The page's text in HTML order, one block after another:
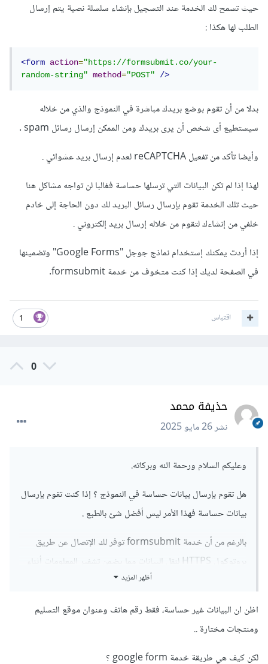
حيث تسمح لك الخدمة عند التسجيل بإنشاء سلسلة نصية يتم إرسال
الطلب لها هكذا
<form action="https://formsubmit.co/your-
random-string"
method="POST" />
بدلا من أن تقوم بوضع بريدك مباشرة في النموذج والذي من خلاله
سيستطيع أى شخص أن يرى بريدك ومن الممكن إرسال رسائل spam .
وأيضا تأكد من تفعيل reCAPTCHA لعدم إرسال بريد عشوائي .
لهذا إذا لم تكن البيانات التي ترسلها حساسة فغالبا لن تواجه مشاكل هنا
حيث تلك الخدمة تقوم بإرسال رسائل البريد لك دون الحاجة إلى خادم
خلفي من إنشاءك لتقوم من خلاله إرسال بريد إلكتروني .
إذا أردت يمكنك إستخدام نماذج جوجل "Google Forms" وتضمينها
في الصفحة لديك إذا كنت متخوف من خدمة formsubmit.
1 اقتباس
0
حذيفة محمد
نشر26 مايو 2025
وعليكم السلام ورحمة الله وبركاته.
هل تقوم بإرسال بيانات حساسة في النموذج ؟ إذا كنت تقوم بإرسال
بيانات حساسة فهذا الأمر ليس أفضل شئ بالطبع .
بالرغم من أن خدمة formsubmit توفر لك الإتصال عن طريق
بروتوكول HTTPS لنقل البيانات مما يضمن تشفير المعلومات أثناء
الإرسال وهو معيار أساسي للحماية من التجسس أثناء النقل وأيضا
النماذج على خوادمها بشكل دائم بل ترسل الطلبات مباشرة إلى البريد
الإلكتروني المحدد وإذا كان الأمر هذا صحيحا كما تقول الخدمة
فهذا يقلل من مخاطر إختراق البيانات على خوادم الخدمة .
أظهر المزيد
اظن ان البيانات غير حساسة، فقط رقم هاتف وعنوان موقع التسليم
ومنتجات مختارة ..
لكن كيف هي طريقة خدمة google form ؟